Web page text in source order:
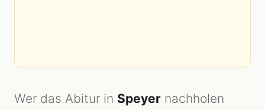
Wer das Abitur in Speyer nachholen